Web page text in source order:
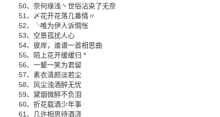
50、奈何缘浅丶世俗沾染了无奈
51、〆花开花落几番情〃
52、╰唯为伊人诉惆怅
53、空景孤扰人心
54、彼岸，谁谱一首相思曲
55、陌上花开缓缓归 *
56、一颦一笑为君留
57、素衣清颜淡若尘
58、风尘浊酒醉无忧
59、黛烟微醉不负泪
60、折花载酒少年事
61、几许相思待酒浇